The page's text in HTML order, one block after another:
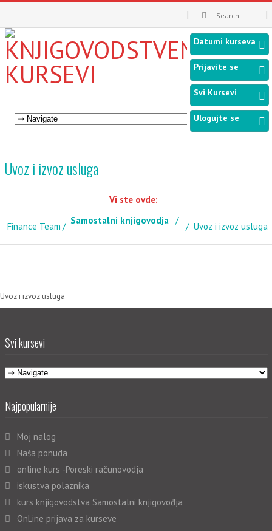
Uvoz i izvoz usluga
Vi ste ovde:
Finance Team
Samostalni knjigovodja
Uvoz i izvoz usluga
Uvoz i izvoz usluga
Svi kursevi
Najpopularnije
Moj nalog
Naša ponuda
online kurs -Poreski računovodja
iskustva polaznika
kurs knjigovodstva Samostalni knjigovođja
OnLine prijava za kurseve
Datumi kurseva
Prijavite se
Svi Kursevi
Ulogujte se